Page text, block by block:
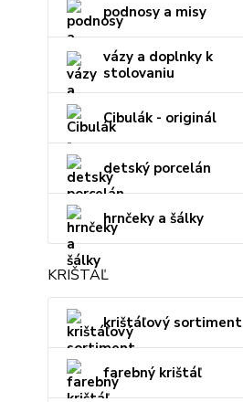
podnosy a misy
vázy a doplnky k
stolovaniu
Cibulák - originál
detský porcelán
hrnčeky a šálky
KRIŠTÁĽ
krištáľový sortiment
farebný krištáľ